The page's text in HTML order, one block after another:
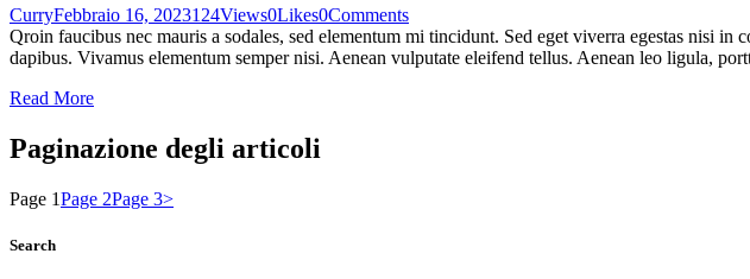
CurryFebbraio 16, 2023124Views0Likes0Comments
Qroin faucibus nec mauris a sodales, sed elementum mi tincidunt. Sed eget viverra egestas nisi
dapibus. Vivamus elementum semper nisi. Aenean vulputate eleifend tellus. Aenean leo ligula,
Read More
Paginazione degli articoli
Page 1Page 2Page 3>
Search